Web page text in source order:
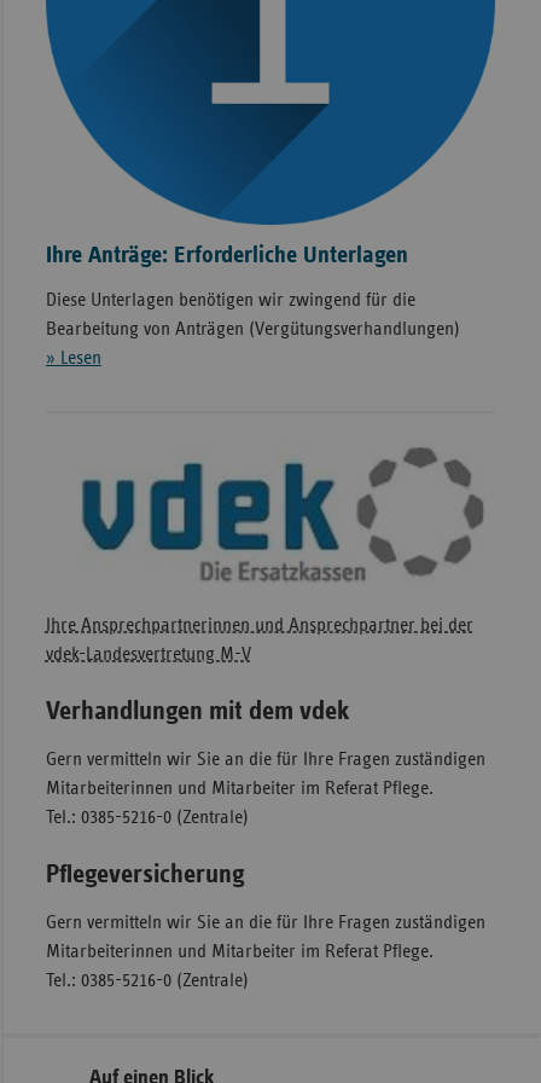
Ihre Anträge: Erforderliche Unterlagen
Diese Unterlagen benötigen wir zwingend für die
Bearbeitung von Anträgen (Vergütungsverhandlungen)
» Lesen
Ihre Ansprechpartnerinnen und Ansprechpartner bei der
vdek-Landesvertretung M-V
Verhandlungen mit dem vdek
Gern vermitteln wir Sie an die für Ihre Fragen zuständigen
Mitarbeiterinnen und Mitarbeiter im Referat Pflege.
Tel.: 0385-5216-0 (Zentrale)
Pflegeversicherung
Gern vermitteln wir Sie an die für Ihre Fragen zuständigen
Mitarbeiterinnen und Mitarbeiter im Referat Pflege.
Tel.: 0385-5216-0 (Zentrale)
Seitennavigation
SeitenleisteAuf einen Blick